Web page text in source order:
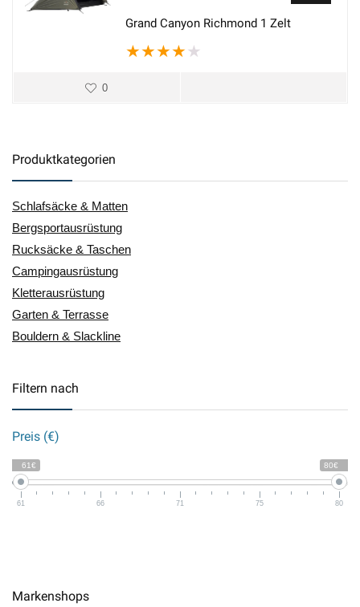
Grand Canyon Richmond 1 Zelt
★★★★ ★
0
Produktkategorien
Schlafsäcke & Matten
Bergsportausrüstung
Rucksäcke & Taschen
Campingausrüstung
Kletterausrüstung
Garten & Terrasse
Bouldern & Slackline
Filtern nach
Preis (€)
61€ 80€
61 66 71 75 80
Markenshops